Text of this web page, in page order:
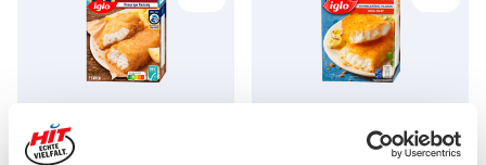
Backfisch